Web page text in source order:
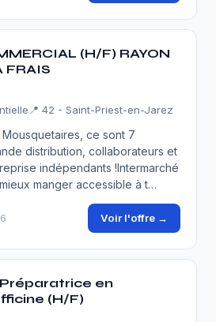
(H/F) RAYON
FRAIS
📍 42 - Saint-Priest-en-Jarez
ce sont 7
distribution, collaborateurs et
indépendants !Intermarché
manger accessible à t…
Voir l'offre →
en
(H/F)